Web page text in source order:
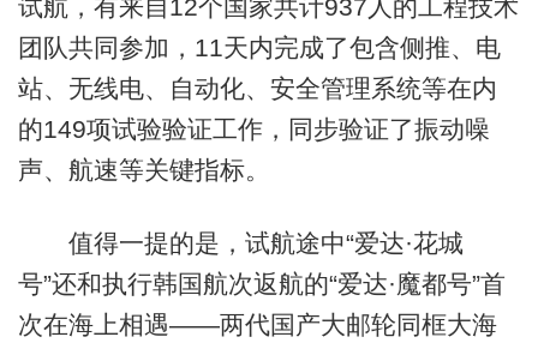
试航，有来自12个国家共计937人的工程技术
团队共同参加，11天内完成了包含侧推、电
站、无线电、自动化、安全管理系统等在内
的149项试验验证工作，同步验证了振动噪
声、航速等关键指标。
值得一提的是，试航途中“爱达·花城
号”还和执行韩国航次返航的“爱达·魔都号”首
次在海上相遇——两代国产大邮轮同框大海